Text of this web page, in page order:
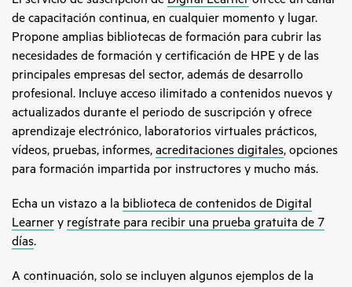
de capacitación continua, en cualquier momento y lugar.
Propone amplias bibliotecas de formación para cubrir las
necesidades de formación y certificación de HPE y de las
principales empresas del sector, además de desarrollo
profesional. Incluye acceso ilimitado a contenidos nuevos y
actualizados durante el periodo de suscripción y ofrece
aprendizaje electrónico, laboratorios virtuales prácticos,
vídeos, pruebas, informes, acreditaciones digitales, opciones
para formación impartida por instructores y mucho más.
Echa un vistazo a la biblioteca de contenidos de Digital
Learner y regístrate para recibir una prueba gratuita de 7
días.
A continuación, solo se incluyen algunos ejemplos de la